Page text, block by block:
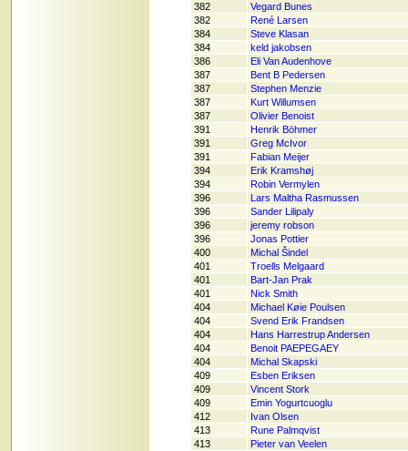
382
Vegard Bunes
382
René Larsen
384
Steve Klasan
384
keld jakobsen
386
Eli Van Audenhove
387
Bent B Pedersen
387
Stephen Menzie
387
Kurt Willumsen
387
Olivier Benoist
391
Henrik Böhmer
391
Greg McIvor
391
Fabian Meijer
394
Erik Kramshøj
394
Robin Vermylen
396
Lars Maltha Rasmussen
396
Sander Lilipaly
396
jeremy robson
396
Jonas Pottier
400
Michal Šindel
401
Troells Melgaard
401
Bart-Jan Prak
401
Nick Smith
404
Michael Køie Poulsen
404
Svend Erik Frandsen
404
Hans Harrestrup Andersen
404
Benoit PAEPEGAEY
404
Michal Skapski
409
Esben Eriksen
409
Vincent Stork
409
Emin Yogurtcuoglu
412
Ivan Olsen
413
Rune Palmqvist
413
Pieter van Veelen